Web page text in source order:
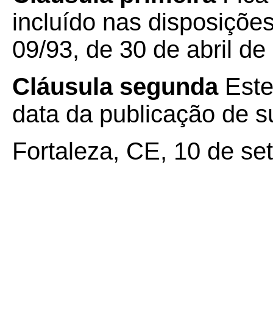
incluído nas
09/93, de 30 de abril de
Cláusula segunda
data da publicação de
Fortaleza, CE, 10 de